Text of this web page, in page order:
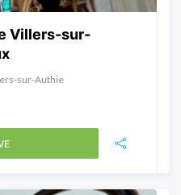
Villers-sur-
sur-Authie